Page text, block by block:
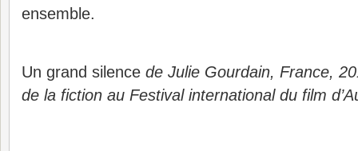
ensemble.
Un grand silence de Julie Gourdain, France,
de la fiction au Festival international du film